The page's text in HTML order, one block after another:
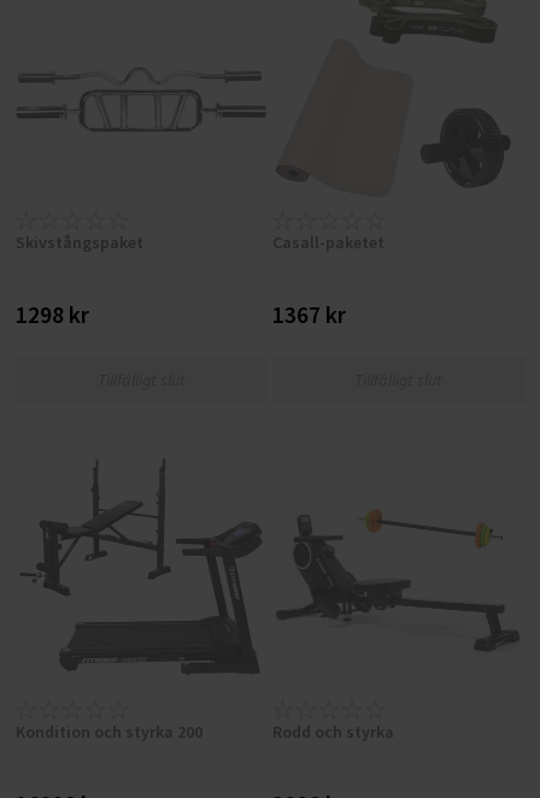
Skivstångspaket
1298 kr
Casall-paketet
1367 kr
Kondition och styrka 200 Rodd och styrka